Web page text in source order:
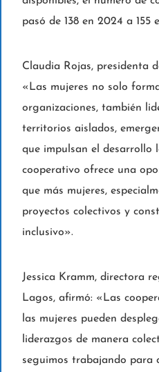
pasó de 138 en 2024 a 155
Claudia Rojas, presidenta
«Las mujeres no solo
organizaciones, también
territorios aislados,
que impulsan el desarrollo
cooperativo ofrece una
que más mujeres,
proyectos colectivos y
inclusivo».
Jessica Kramm, directora
Lagos, afirmó: «Las
las mujeres pueden
liderazgos de manera
seguimos trabajando para